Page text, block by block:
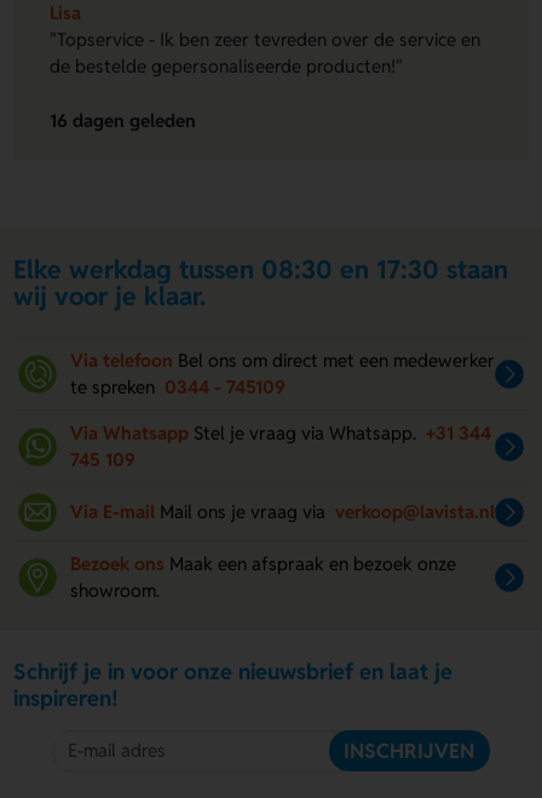
Lisa
"Topservice - Ik ben zeer tevreden over de service en
de bestelde gepersonaliseerde producten!"
16 dagen geleden
Elke werkdag tussen 08:30 en 17:30 staan
wij voor je klaar.
Via telefoon Bel ons om direct met een medewerker
te spreken 0344 - 745109
Via Whatsapp Stel je vraag via Whatsapp. +31 344
745 109
Via E-mail Mail ons je vraag via verkoop@lavista.nl
Bezoek ons Maak een afspraak en bezoek onze
showroom.
Schrijf je in voor onze nieuwsbrief en laat je
inspireren!
INSCHRIJVEN